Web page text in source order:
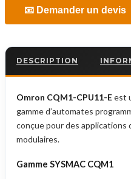
📧 Demander un devis
DESCRIPTION
Omron CQM1-CPU11-Eest
gamme d’automates
conçue pour des
modulaires.
Gamme SYSMAC CQM1